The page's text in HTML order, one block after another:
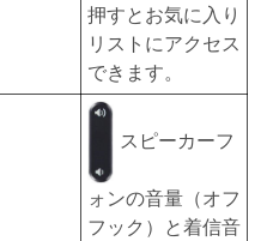
押すとお気に入り
リストにアクセス
できます。
スピーカーフ
ォンの音量（オフ
フック）と着信音